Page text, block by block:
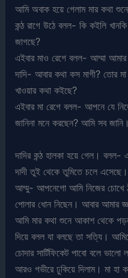
আমি অবাক হয়ে গেলাম মার কথা
কন্ঠ রাগে উঠে বলল- কি কইলি
জাগছে?
এইবার মাও রেগে বলল- আম্মা
দাদি- আবার কথা কস মাগী? তোর মা
খাওয়ার কথা কইছে?
এইবার মা রেগে বলল- আপনে যে
জানিনা মনে করছেন? আমি সব জানি।
দাদির কন্ঠ হালকা হয়ে গেল।
দাদী তুই থেকে তুমিতে চলে এসেছে।
আম্মু- আপনেগো আমি নিজের চোখে
পোলার ধোন নিছেন। আবার আমার
আমি মার কথা শুনে আকাশ থেকে
দিয়ে বলল যা বলছে তা সত্যি।
চোদার সার্টিফিকেট পাবো বলে
আরও গভীরে ঢুকিয়ে দিলাম। মা হা